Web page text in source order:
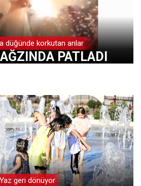
düğünde korkutan anlar
PATLADI
Yaz geri dönüyor